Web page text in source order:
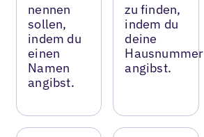
nennen
sollen,
indem du
einen
Namen
angibst.
zu finden,
indem du
deine
Hausnummer
angibst.